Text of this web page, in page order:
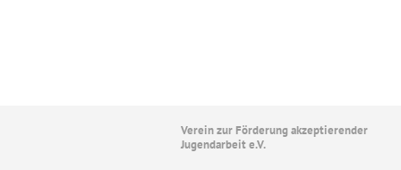
Verein zur Förderung akzeptierender
Jugendarbeit e.V.